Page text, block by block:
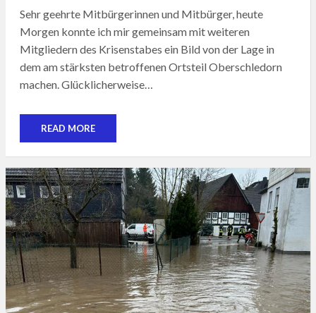
Sehr geehrte Mitbürgerinnen und Mitbürger, heute
Morgen konnte ich mir gemeinsam mit weiteren
Mitgliedern des Krisenstabes ein Bild von der Lage in
dem am stärksten betroffenen Ortsteil Oberschledorn
machen. Glücklicherweise…
READ MORE